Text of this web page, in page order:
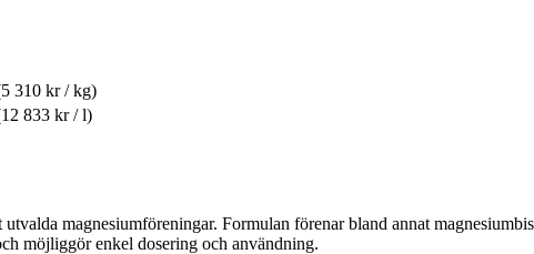
310 kr / kg)
833 kr / l)
magnesiumföreningar. Formulan förenar bland annat
möjliggör enkel dosering och användning.